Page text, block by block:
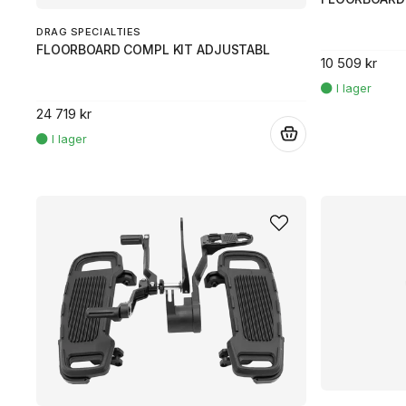
DRAG SPECIALTIES
FLOORBOARD COMPL KIT ADJUSTABL
24 719 kr
10 509 kr